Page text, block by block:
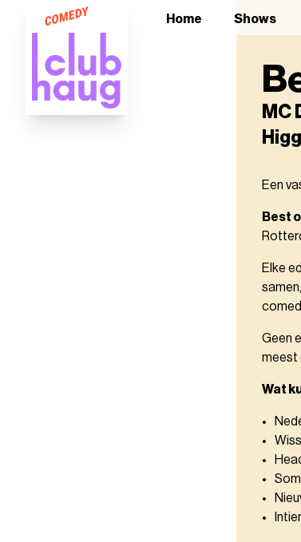
Home Shows
MC
Een
Best
Elke
Geen
meest
Wat